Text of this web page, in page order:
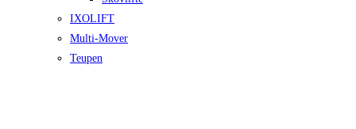
IXOLIFT
Multi-Mover
Teupen